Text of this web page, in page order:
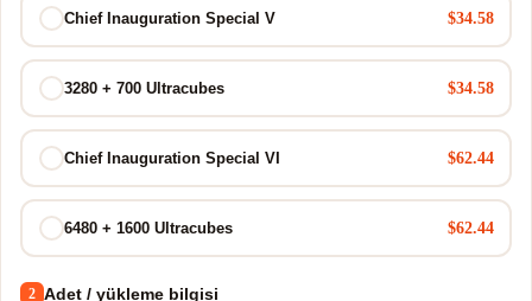
Chief Inauguration Special V $34.58
3280 + 700 Ultracubes $34.58
Chief Inauguration Special VI $62.44
6480 + 1600 Ultracubes $62.44
2 Adet / yükleme bilgisi